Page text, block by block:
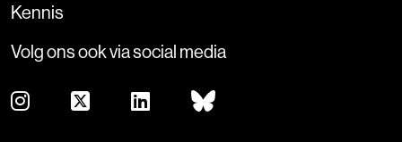
Kennis
Volg ons ook via social media